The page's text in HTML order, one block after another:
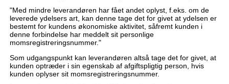
"Med mindre leverandøren har fået andet oplyst, f.eks. om de
leverede ydelsers art, kan denne tage det for givet at ydelsen er
bestemt for kundens økonomiske aktivitet, såfremt kunden i
denne forbindelse har meddelt sit personlige
momsregistreringsnummer."
Som udgangspunkt kan leverandøren altså tage det for givet, at
kunden optræder i sin egenskab af afgiftspligtig person, hvis
kunden oplyser sit momsregistreringsnummer.